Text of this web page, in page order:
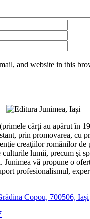
and website in this
cărți au apărut în
prin promovarea, cu
creaţiilor românilor de
culturile lumii, precum şi
Junimea vă propune o
profesionalismul,
Copou, 700506, Iași